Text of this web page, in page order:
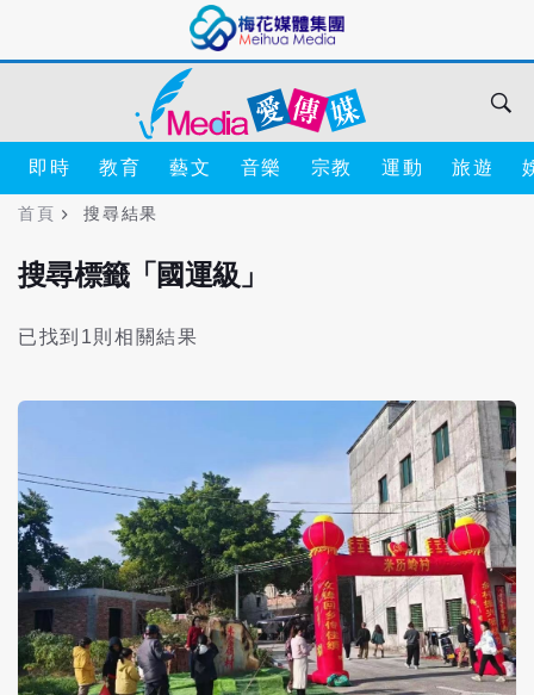
即時 教育 藝文 音樂 宗教 運動 旅遊
首頁 搜尋結果
搜尋標籤「國運級」
已找到1則相關結果